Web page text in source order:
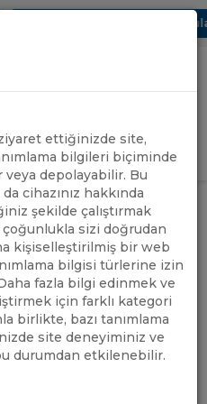
UND, Yunanistan Vize
Derneği
GİRİŞ YAP
KOMİSYONU’NDAN TIR
TALEP
SCHENGEN VİZE
LİSTESİNDE
ettiğinizde site,
bilgileri biçiminde
depolayabilir. Bu
cihazınız hakkında
şekilde çalıştırmak
sizi doğrudan
kişiselleştirilmiş bir web
bilgisi türlerine izin
fazla bilgi edinmek ve
için farklı kategori
birlikte, bazı tanımlama
site deneyiminiz ve
durumdan etkilenebilir.